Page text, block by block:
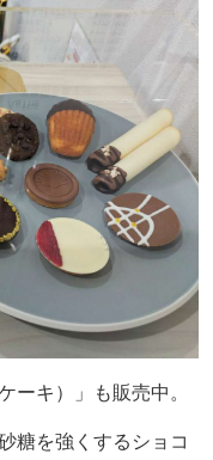
ーキ）」も販売中。
糖を強くするショコ